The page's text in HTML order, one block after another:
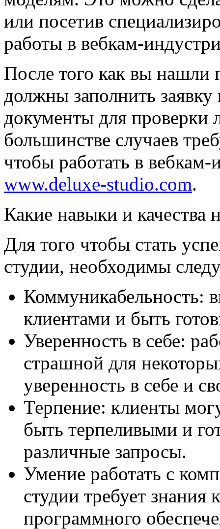
или посетив
работы в вебкам-
После того как вы
должны заполнить
документы для проверки
большинстве случаев
чтобы работать в
www.deluxe-studio.com.
Какие навыки и качества
Для того чтобы стать
студии, необходимы
Коммуникабельность:
клиентами и быть
Уверенность в себе:
страшной для
уверенность в себе и
Терпение: клиенты
быть терпеливыми и
различные запросы.
Умение работать с
студии требует
программного